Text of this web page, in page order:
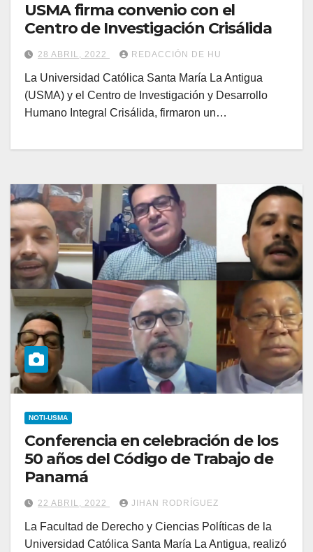
USMA firma convenio con el
Centro de Investigación Crisálida
28 ABRIL, 2022 REDACCIÓN DE HU
La Universidad Católica Santa María La Antigua
(USMA) y el Centro de Investigación y Desarrollo
Humano Integral Crisálida, firmaron un…
NOTI-USMA
Conferencia en celebración de los
50 años del Código de Trabajo de
Panamá
22 ABRIL, 2022 JIHAN RODRÍGUEZ
La Facultad de Derecho y Ciencias Políticas de la
Universidad Católica Santa María La Antigua, realizó